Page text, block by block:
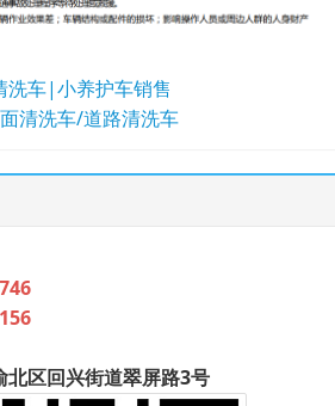
洗车|小养护车销售
清洗车/道路清洗车
北区回兴街道翠屏路3号